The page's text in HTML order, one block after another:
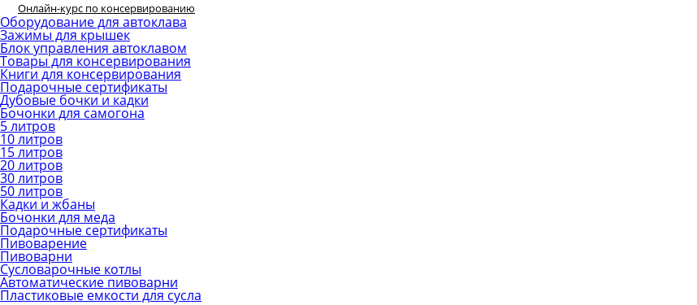
Онлайн-курс по консервированию
Оборудование для автоклава
Зажимы для крышек
Блок управления автоклавом
Товары для консервирования
Книги для консервирования
Подарочные сертификаты
Дубовые бочки и кадки
Бочонки для самогона
5 литров
10 литров
15 литров
20 литров
30 литров
50 литров
Кадки и жбаны
Бочонки для меда
Подарочные сертификаты
Пивоварение
Пивоварни
Сусловарочные котлы
Автоматические пивоварни
Пластиковые емкости для сусла